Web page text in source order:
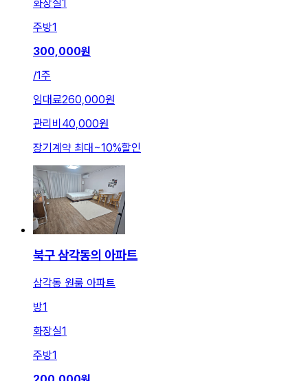
화장실1
주방1
300,000원
/1주
임대료260,000원
관리비 40,000원
장기계약 최대 ~10%할인
북구 삼각동의 아파트
삼각동 원룸 아파트
방1
화장실1
주방1